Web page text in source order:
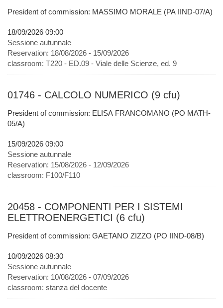
President of commission: MASSIMO MORALE (PA IIND-07/A)
18/09/2026 09:00
Sessione autunnale
Reservation: 18/08/2026 - 15/09/2026
classroom: T220 - ED.09 - Viale delle Scienze, ed. 9
01746 - CALCOLO NUMERICO (9 cfu)
President of commission: ELISA FRANCOMANO (PO MATH-
05/A)
15/09/2026 09:00
Sessione autunnale
Reservation: 15/08/2026 - 12/09/2026
classroom: F100/F110
20458 - COMPONENTI PER I SISTEMI
ELETTROENERGETICI (6 cfu)
President of commission: GAETANO ZIZZO (PO IIND-08/B)
10/09/2026 08:30
Sessione autunnale
Reservation: 10/08/2026 - 07/09/2026
classroom: stanza del docente